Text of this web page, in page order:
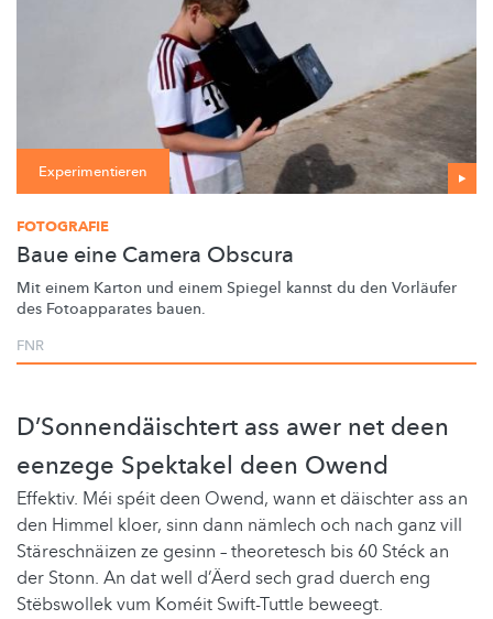
Experimentieren
FOTOGRAFIE
Baue eine Camera Obscura
Mit einem Karton und einem Spiegel kannst du den Vorläufer
des Fotoapparates bauen.
FNR
D’Sonnendäischtert ass awer net deen
eenzege Spektakel deen Owend
Effektiv. Méi spéit deen Owend, wann et däischter ass an
den Himmel kloer, sinn dann nämlech och nach ganz vill
Stäreschnäizen ze gesinn – theoretesch bis 60 Stéck an
der Stonn. An dat well d’Äerd sech grad duerch eng
Stëbswollek vum Koméit Swift-Tuttle beweegt.